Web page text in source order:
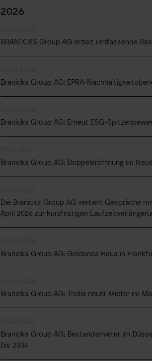
2026
BRANICKS Group AG erzielt umfassende
Branicks Group AG: EPRA-
Branicks Group AG: Erneut ESG-
Branicks Group AG: Doppeleröffnung im
Die Branicks Group AG vertieft Gespräche
April 2026 zur kurzfristigen
Branicks Group AG: Goldenes Haus in
Branicks Group AG: Thalia neuer Mieter im
Branicks Group AG: Bestandsmieter im
bis 2034